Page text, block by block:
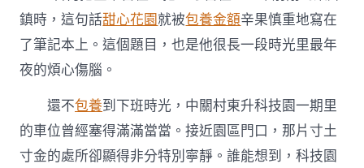
鎮時，這句話甜心花園就被包養金額辛果慎重地寫在
了筆記本上。這個題目，也是他很長一段時光里最年
夜的煩心傷腦。
還不包養到下班時光，中關村東升科技園一期里
的車位曾經塞得滿滿當當。接近園區門口，那片寸土
寸金的處所卻顯得非分特別寧靜。誰能想到，科技園